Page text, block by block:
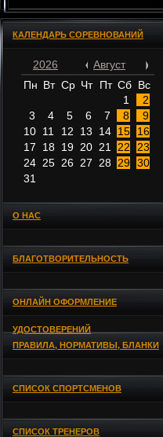
КАЛЕНДАРЬ СОРЕВНОВАНИЙ
2026
Август
Пн Вт Ср Чт Пт Сб Вс
1
2
3
4 5 6 7 8
9
10 11 12 13 14 15
16
17
18 19 20 21 22
23
24 25 26 27 28 29 30
31
О НАС
БЛАГОТВОРИТЕЛЬНОСТЬ
ОНЛАЙН ОФОРМЛЕНИЕ
УДОСТОВЕРЕНИЙ
ПРАВИЛА, НОРМАТИВЫ, БЛАНКИ
СПИСОК СПОРТСМЕНОВ
СПИСОК ТРЕНЕРОВ